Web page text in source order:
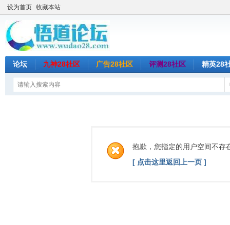
设为首页 收藏本站
论坛 九神28社区 广告28社区 评测28社区 精英28
抱歉，您指定的用户空间不存
[ 点击这里返回上一页 ]